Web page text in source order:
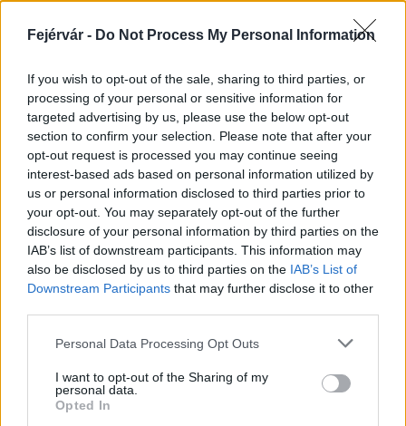
Fejérvár - Do Not Process My Personal Information
If you wish to opt-out of the sale, sharing to third parties, or
processing of your personal or sensitive information for
targeted advertising by us, please use the below opt-out
section to confirm your selection. Please note that after your
opt-out request is processed you may continue seeing
interest-based ads based on personal information utilized by
us or personal information disclosed to third parties prior to
your opt-out. You may separately opt-out of the further
disclosure of your personal information by third parties on the
IAB’s list of downstream participants. This information may
also be disclosed by us to third parties on the IAB’s List of
Downstream Participants that may further disclose it to other
Please note that this website/app uses one or more Google
not limited to your visit or usage behaviour. You may click to
grant or deny consent to Google and its third-party tags to
use your data for below specified purposes in below Google
Personal Data Processing Opt Outs
I want to opt-out of the Sharing of my
personal data.
Opted In
gyűjtési napján történik majd mind a lakótelepeken, mind
pedig a családi házas övezetekben.
1
Név
E-mail cím
Feliratkozom a hírlevélre és elfogadom az
szabályzatot!